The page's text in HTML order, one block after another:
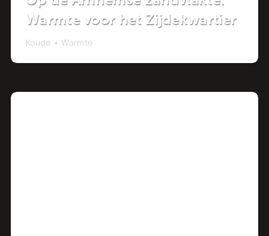
Warmte voor het Zijdekwartier
Koude + Warmte